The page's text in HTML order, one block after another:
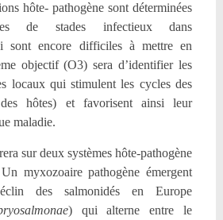
hôte- pathogène sont déterminées
de stades infectieux dans
sont encore difficiles à mettre en
objectif (O3) sera d’identifier les
locaux qui stimulent les cycles des
des hôtes) et favorisent ainsi leur
maladie.
sur deux systèmes hôte-pathogène
myxozoaire pathogène émergent
des salmonidés en Europe
) qui alterne entre le